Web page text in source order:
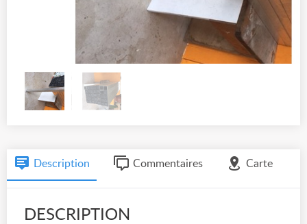
Description Commentaires Carte
DESCRIPTION